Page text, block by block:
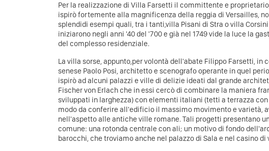
Per la realizzazione di Villa Farsetti il committente e
ispirò fortemente alla magnificenza della reggia di Versailles,
splendidi esempi quali, tra i tanti,villa Pisani di Stra o villa
iniziarono negli anni '40 del '700 e già nel 1749 vide la luce la
del complesso residenziale.
La villa sorse, appunto,per volontà dell'abate Filippo Farsetti, in
senese Paolo Posi, architetto e scenografo operante in quel
ispirò ad alcuni palazzi e ville di delizie ideati dal grande
Fischer von Erlach che in essi cercò di combinare la maniera
sviluppati in larghezza) con elementi italiani (tetti a terrazza con
modo da conferire all'edificio il massimo movimento e varietà,
nell'aspetto alle antiche ville romane. Tali progetti presentano
comune: una rotonda centrale con ali; un motivo di fondo
barocchi, che troviamo anche nel palazzo di Sala e nel casino di